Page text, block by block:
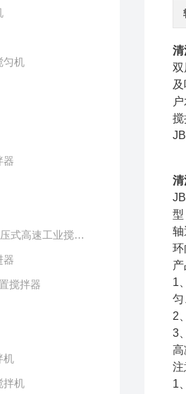
匀机
器
高速工业搅拌设备
器
搅拌器
机
拌机
清
双
搅
清
型
轴
环
1
匀
2
3
高
注
1